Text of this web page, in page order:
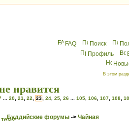
FAQ Поиск
Профиль
В этом
нравится
20 21 22 23 24 25 26 105 106 107 108
Буддийские форумы -> Чайная